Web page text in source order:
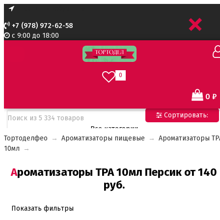
+7 (978) 972-62-58
с 9:00 до 18:00
0
0 ₽
Все категории
Ароматизаторы пищевые
Ароматизаторы Criamo 30 мл
Ароматизаторы TPA 10мл
Ароматизаторы пищевые жидкие Flavor Art 10мл
Тортоделфео → Ароматизаторы пищевые → Ароматизаторы
10мл
→
Ароматизаторы TPA 10мл Персик от 140
руб.
Показать фильтры
Сортировать:
+